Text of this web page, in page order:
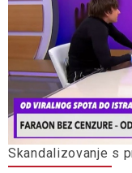
Skandalizovanje s